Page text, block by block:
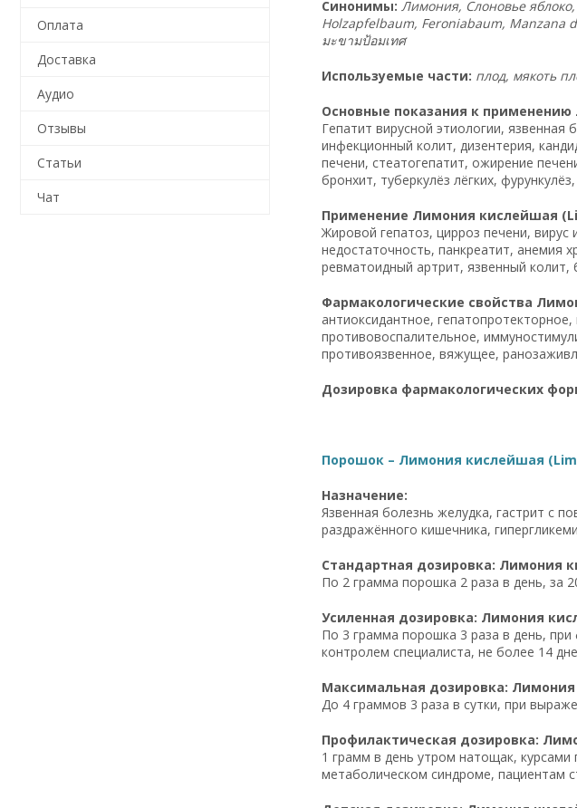
Синонимы: Лимония, Слоновье
Holzapfelbaum, Feroniabaum, Manzana
มะขามป้อมเทศ
Используемые части: плод, мякоть
Основные показания к
Гепатит вирусной этиологии,
инфекционный колит, дизентерия,
печени, стеатогепатит, ожирение
бронхит, туберкулёз лёгких,
Применение Лимония кислейшая
Жировой гепатоз, цирроз печени,
недостаточность, панкреатит, анемия
ревматоидный артрит, язвенный колит,
Фармакологические свойства
антиоксидантное,
противовоспалительное,
противоязвенное, вяжущее,
Дозировка фармакологических
Порошок – Лимония кислейшая
Назначение:
Язвенная болезнь желудка, гастрит с
раздражённого кишечника,
Стандартная дозировка: Лимония
По 2 грамма порошка 2 раза в день, за
Усиленная дозировка: Лимония
По 3 грамма порошка 3 раза в день,
контролем специалиста, не более 14
Максимальная дозировка:
До 4 граммов 3 раза в сутки, при
Профилактическая дозировка:
1 грамм в день утром натощак, курсами
метаболическом синдроме, пациентам
Оплата
Доставка
Аудио
Отзывы
Статьи
Чат